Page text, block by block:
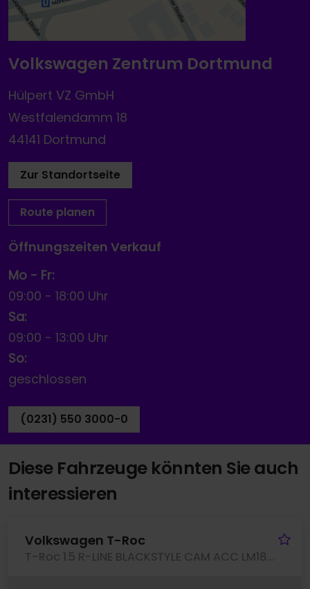
Volkswagen Zentrum Dortmund
Hülpert VZ GmbH
Westfalendamm 18
44141 Dortmund
Zur Standortseite
Route planen
Öffnungszeiten Verkauf
Mo - Fr:
09:00 - 18:00 Uhr
Sa:
09:00 - 13:00 Uhr
So:
geschlossen
(0231) 550 3000-0
Diese Fahrzeuge könnten Sie auch
interessieren
Volkswagen T-Roc
T-Roc 1.5 R-LINE BLACKSTYLE CAM ACC LM18 EKLAPPE